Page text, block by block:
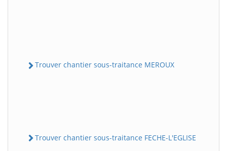
Trouver chantier sous-traitance MEROUX
Trouver chantier sous-traitance FECHE-L'EGLISE